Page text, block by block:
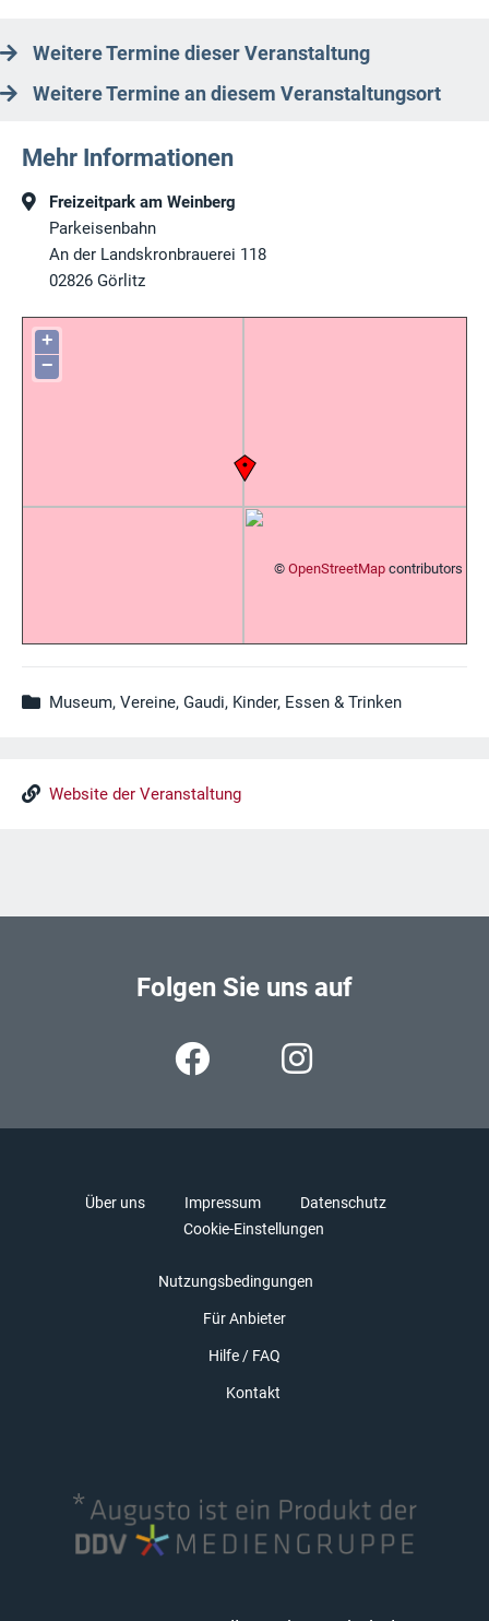
Weitere Termine dieser Veranstaltung
Weitere Termine an diesem Veranstaltungsort
Mehr Informationen
Freizeitpark am Weinberg
Parkeisenbahn
An der Landskronbrauerei 118
02826 Görlitz
+
−
© OpenStreetMap contributors
Museum, Vereine, Gaudi, Kinder, Essen & Trinken
Website der Veranstaltung
Folgen Sie uns auf
Über uns Impressum
Datenschutz
Cookie-Einstellungen
Nutzungsbedingungen
Für Anbieter
Hilfe / FAQ
Kontakt